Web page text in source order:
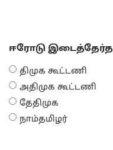
ஈரோடு
திமுக கூட்டணி
அதிமுக கூட்டணி
தேதிமுக
நாம்தமிழர்